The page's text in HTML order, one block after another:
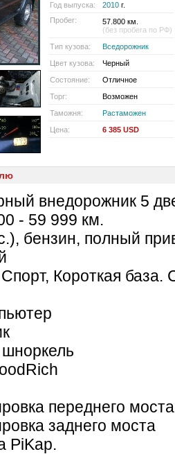
Год выпуска:
2010 г.
Пробег:
57.800 км.
(без пробега по РФ)
Тип кузова:
Вседорожник
Цвет кузова:
Черный
Состояние:
Отличное
Торг:
Возможен
Таможня:
Растаможен
Цена:
6 385 USD
внедорожник 5
- 59 999 км.
бензин, полный
Короткая база.
шноркель
переднего моста
заднего моста
PiKap.